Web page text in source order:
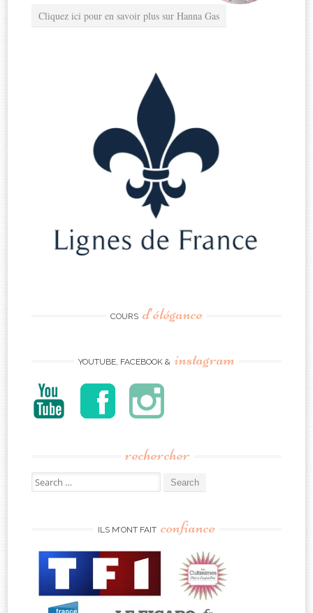
Cliquez ici pour en savoir plus sur Hanna Gas
COURS d’élégance
YOUTUBE, FACEBOOK & instagram
rechercher
Search
for:
ILS M’ONT FAIT confiance